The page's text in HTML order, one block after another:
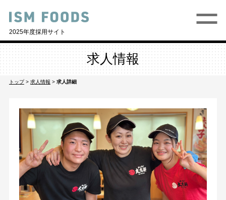
2025年度採用サイト
求人情報
トップ> 求人情報 > 求人詳細